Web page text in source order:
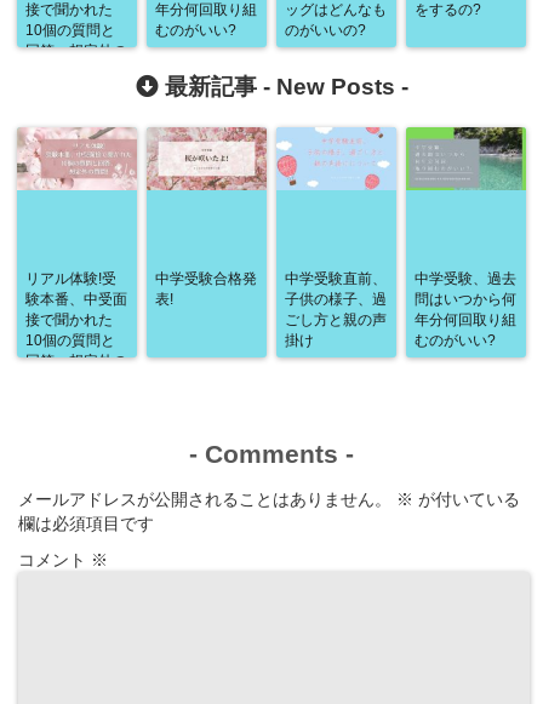
接で聞かれた
10個の質問と
回答、想定外の
年分何回取り組
むのがいい?
ッグはどんなも
のがいいの?
をするの?
最新記事 - New Posts -
リアル体験!受
験本番、中受面
接で聞かれた
10個の質問と
回答、想定外の
中学受験合格発
表!
中学受験直前、
子供の様子、過
ごし方と親の声
掛け
中学受験、過去
問はいつから何
年分何回取り組
むのがいい?
- Comments -
メールアドレスが公開されることはありません。 ※ が付いている
欄は必須項目です
コメント ※